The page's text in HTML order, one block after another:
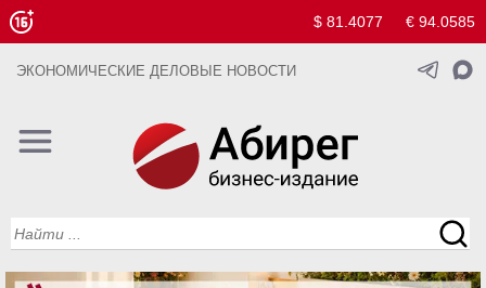
$ 81.4077 € 94.0585
ЭКОНОМИЧЕСКИЕ ДЕЛОВЫЕ НОВОСТИ